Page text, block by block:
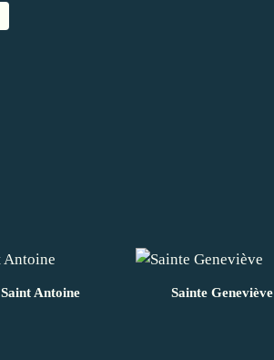
Saint Antoine Sainte Geneviève